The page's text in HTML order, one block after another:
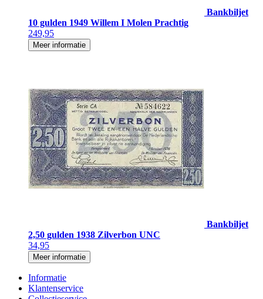
Bankbiljet
10 gulden 1949 Willem I Molen Prachtig
249,95
Meer informatie
Bankbiljet
2,50 gulden 1938 Zilverbon UNC
34,95
Meer informatie
Informatie
Klantenservice